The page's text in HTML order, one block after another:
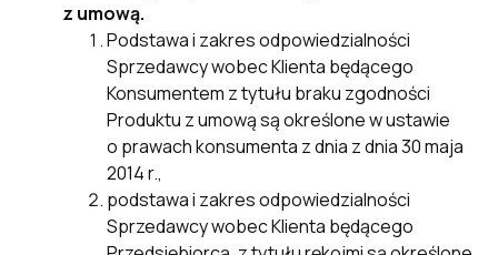
z umową.
Podstawa i zakres odpowiedzialności
Sprzedawcy wobec Klienta będącego
Konsumentem z tytułu braku zgodności
Produktu z umową są określone w ustawie
o prawach konsumenta z dnia z dnia 30 maja
2014 r.,
podstawa i zakres odpowiedzialności
Sprzedawcy wobec Klienta będącego